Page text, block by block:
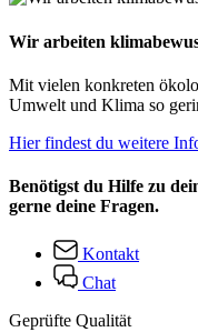
Wir arbeiten
Mit vielen konkreten
Umwelt und Klima so
Hier findest du weitere
Benötigst du Hilfe zu
gerne deine Fragen.
Kontakt
Chat
Geprüfte Qualität